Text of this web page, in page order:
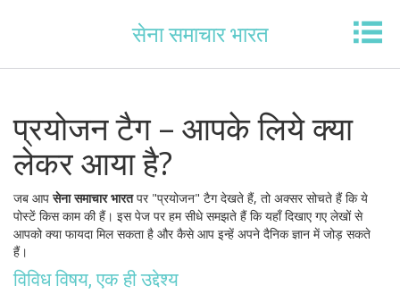
सेना समाचार भारत
प्रयोजन टैग – आपके लिये क्या
लेकर आया है?
जब आपसेना समाचार भारतपर "प्रयोजन" टैग देखते हैं, तो अक्सर सोचते हैं कि ये
पोस्टें किस काम की हैं। इस पेज पर हम सीधे समझते हैं कि यहाँ दिखाए गए लेखों से
आपको क्या फायदा मिल सकता है और कैसे आप इन्हें अपने दैनिक ज्ञान में जोड़ सकते
हैं।
विविध विषय, एक ही उद्देश्य